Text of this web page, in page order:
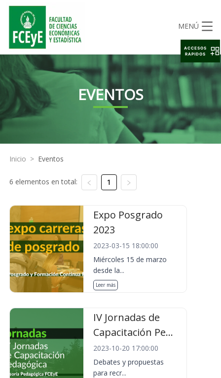
MENÚ
EVENTOS
Inicio > Eventos
6 elementos en total: 1
Expo Posgrado
2023
2023-03-15 18:00:00
Miércoles 15 de marzo
desde la...
Leer más
IV Jornadas de
Capacitación Pe...
2023-10-20 17:00:00
Debates y propuestas
para recr...
ACCESOS
RAPIDOS